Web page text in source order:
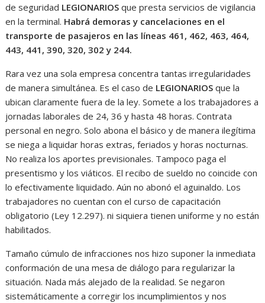
de seguridad LEGIONARIOS que presta servicios de vigilancia
en la terminal. Habrá demoras y cancelaciones en el
transporte de pasajeros en las líneas 461, 462, 463, 464,
443, 441, 390, 320, 302 y 244.
Rara vez una sola empresa concentra tantas irregularidades
de manera simultánea. Es el caso de LEGIONARIOS que la
ubican claramente fuera de la ley. Somete a los trabajadores a
jornadas laborales de 24, 36 y hasta 48 horas. Contrata
personal en negro. Solo abona el básico y de manera ilegítima
se niega a liquidar horas extras, feriados y horas nocturnas.
No realiza los aportes previsionales. Tampoco paga el
presentismo y los viáticos. El recibo de sueldo no coincide con
lo efectivamente liquidado. Aún no abonó el aguinaldo. Los
trabajadores no cuentan con el curso de capacitación
obligatorio (Ley 12.297). ni siquiera tienen uniforme y no están
habilitados.
Tamaño cúmulo de infracciones nos hizo suponer la inmediata
conformación de una mesa de diálogo para regularizar la
situación. Nada más alejado de la realidad. Se negaron
sistemáticamente a corregir los incumplimientos y nos